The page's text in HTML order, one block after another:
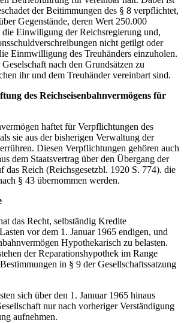
der Beitimmungen des § 8 verpflichtet,
Gegenstände, deren Wert 250.000
Einwiligung der Reichsregierung und,
nicht getilgt oder
Einmwilligung des Treuhänders einzuholen.
nach den Grundsätzen zu
ihr und dem Treuhänder vereinbart sind.
des Reichseisenbahnvermögens für
haftet für Verpflichtungen des
sie aus der bisherigen Verwaltung der
Diesen Verpflichtungen gehören auch
dem Staatsvertrag über den Übergang der
das Reich (Reichsgesetzbl. 1920 S. 774). die
§ 43 übernommen werden.
das Recht, selbständig Kredite
vor dem 1. Januar 1965 endigen, und
Hypothekarisch zu belasten.
der Reparationshypothek im Range
in § 9 der Gesellschaftssatzung
sich über den 1. Janıuar 1965 hinaus
nur nach vorheriger Verständigung
aufnehmen.